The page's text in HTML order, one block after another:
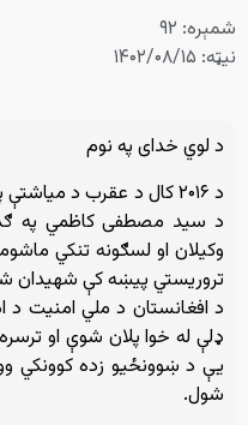
شمېره: ۹۲
نیټه: ۱۴۰۲/۰۸/۱۵
د لوي خدای په نوم
د سید مصطفی کاظمي په
وکیلان او لسګونه تنکي
تروریستي پیښه کې شهیدان
د افغانستان د ملي امنیت د
یې د ښوونځیو زده کوونکي
شول.